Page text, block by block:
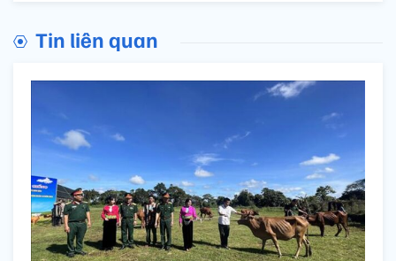
Tin liên quan